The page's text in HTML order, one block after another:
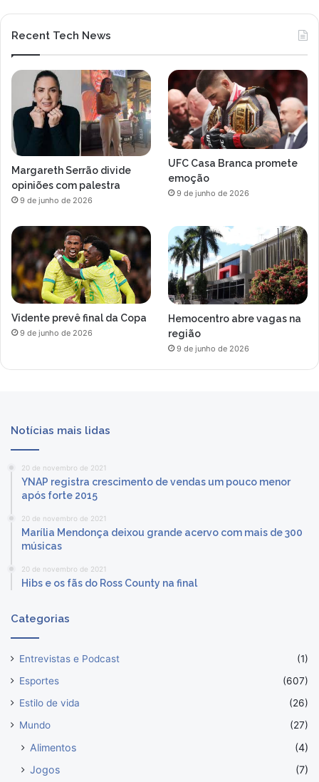
Recent Tech News
Margareth Serrão divide
opiniões com palestra
9 de junho de 2026
UFC Casa Branca promete
emoção
9 de junho de 2026
Vidente prevê final da Copa
9 de junho de 2026
Hemocentro abre vagas na
região
9 de junho de 2026
Notícias mais lidas
20 de novembro de 2021
YNAP registra crescimento de vendas um pouco menor
após forte 2015
20 de novembro de 2021
Marília Mendonça deixou grande acervo com mais de 300
músicas
20 de novembro de 2021
Hibs e os fãs do Ross County na final
Categorias
Entrevistas e Podcast
(1)
Esportes
(607)
Estilo de vida
(26)
Mundo
(27)
Alimentos
(4)
Jogos
(7)